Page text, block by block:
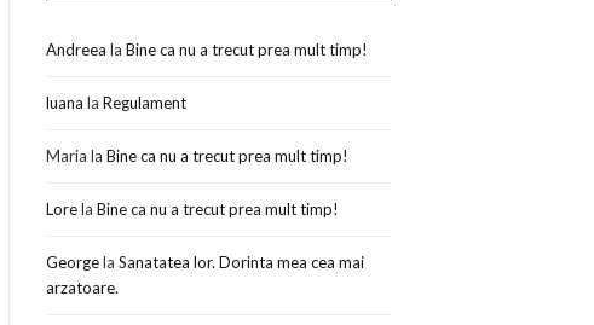
Andreea laBine ca nu a trecut prea mult timp!
luana laRegulament
Maria laBine ca nu a trecut prea mult timp!
LorelaBine ca nu a trecut prea mult timp!
GeorgelaSanatatea lor. Dorinta mea cea mai
arzatoare.